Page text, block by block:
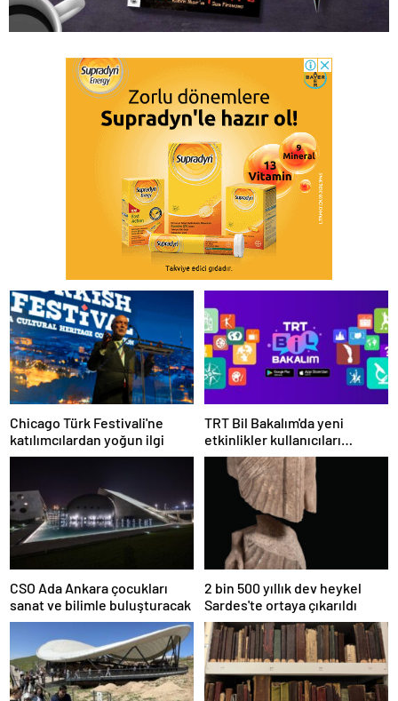
Chicago Türk Festivali'ne
katılımcılardan yoğun ilgi
TRT Bil Bakalım'da yeni
etkinlikler kullanıcıları
bekliyor
CSO Ada Ankara çocukları
sanat ve bilimle buluşturacak
2 bin 500 yıllık dev heykel
Sardes'te ortaya çıkarıldı